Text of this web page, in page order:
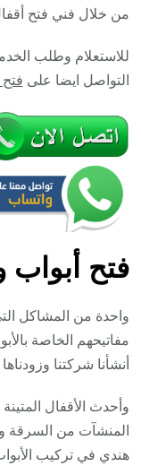
من خلال فني فتح
للاستعلام وطلب
التواصل ايضا على
فتح أبواب
واحدة من المشاكل
مفاتيحهم الخاصة
أنشأنا شركتنا
وأحدث الأقفال
المنشآت من السرقة
هندي في تركيب